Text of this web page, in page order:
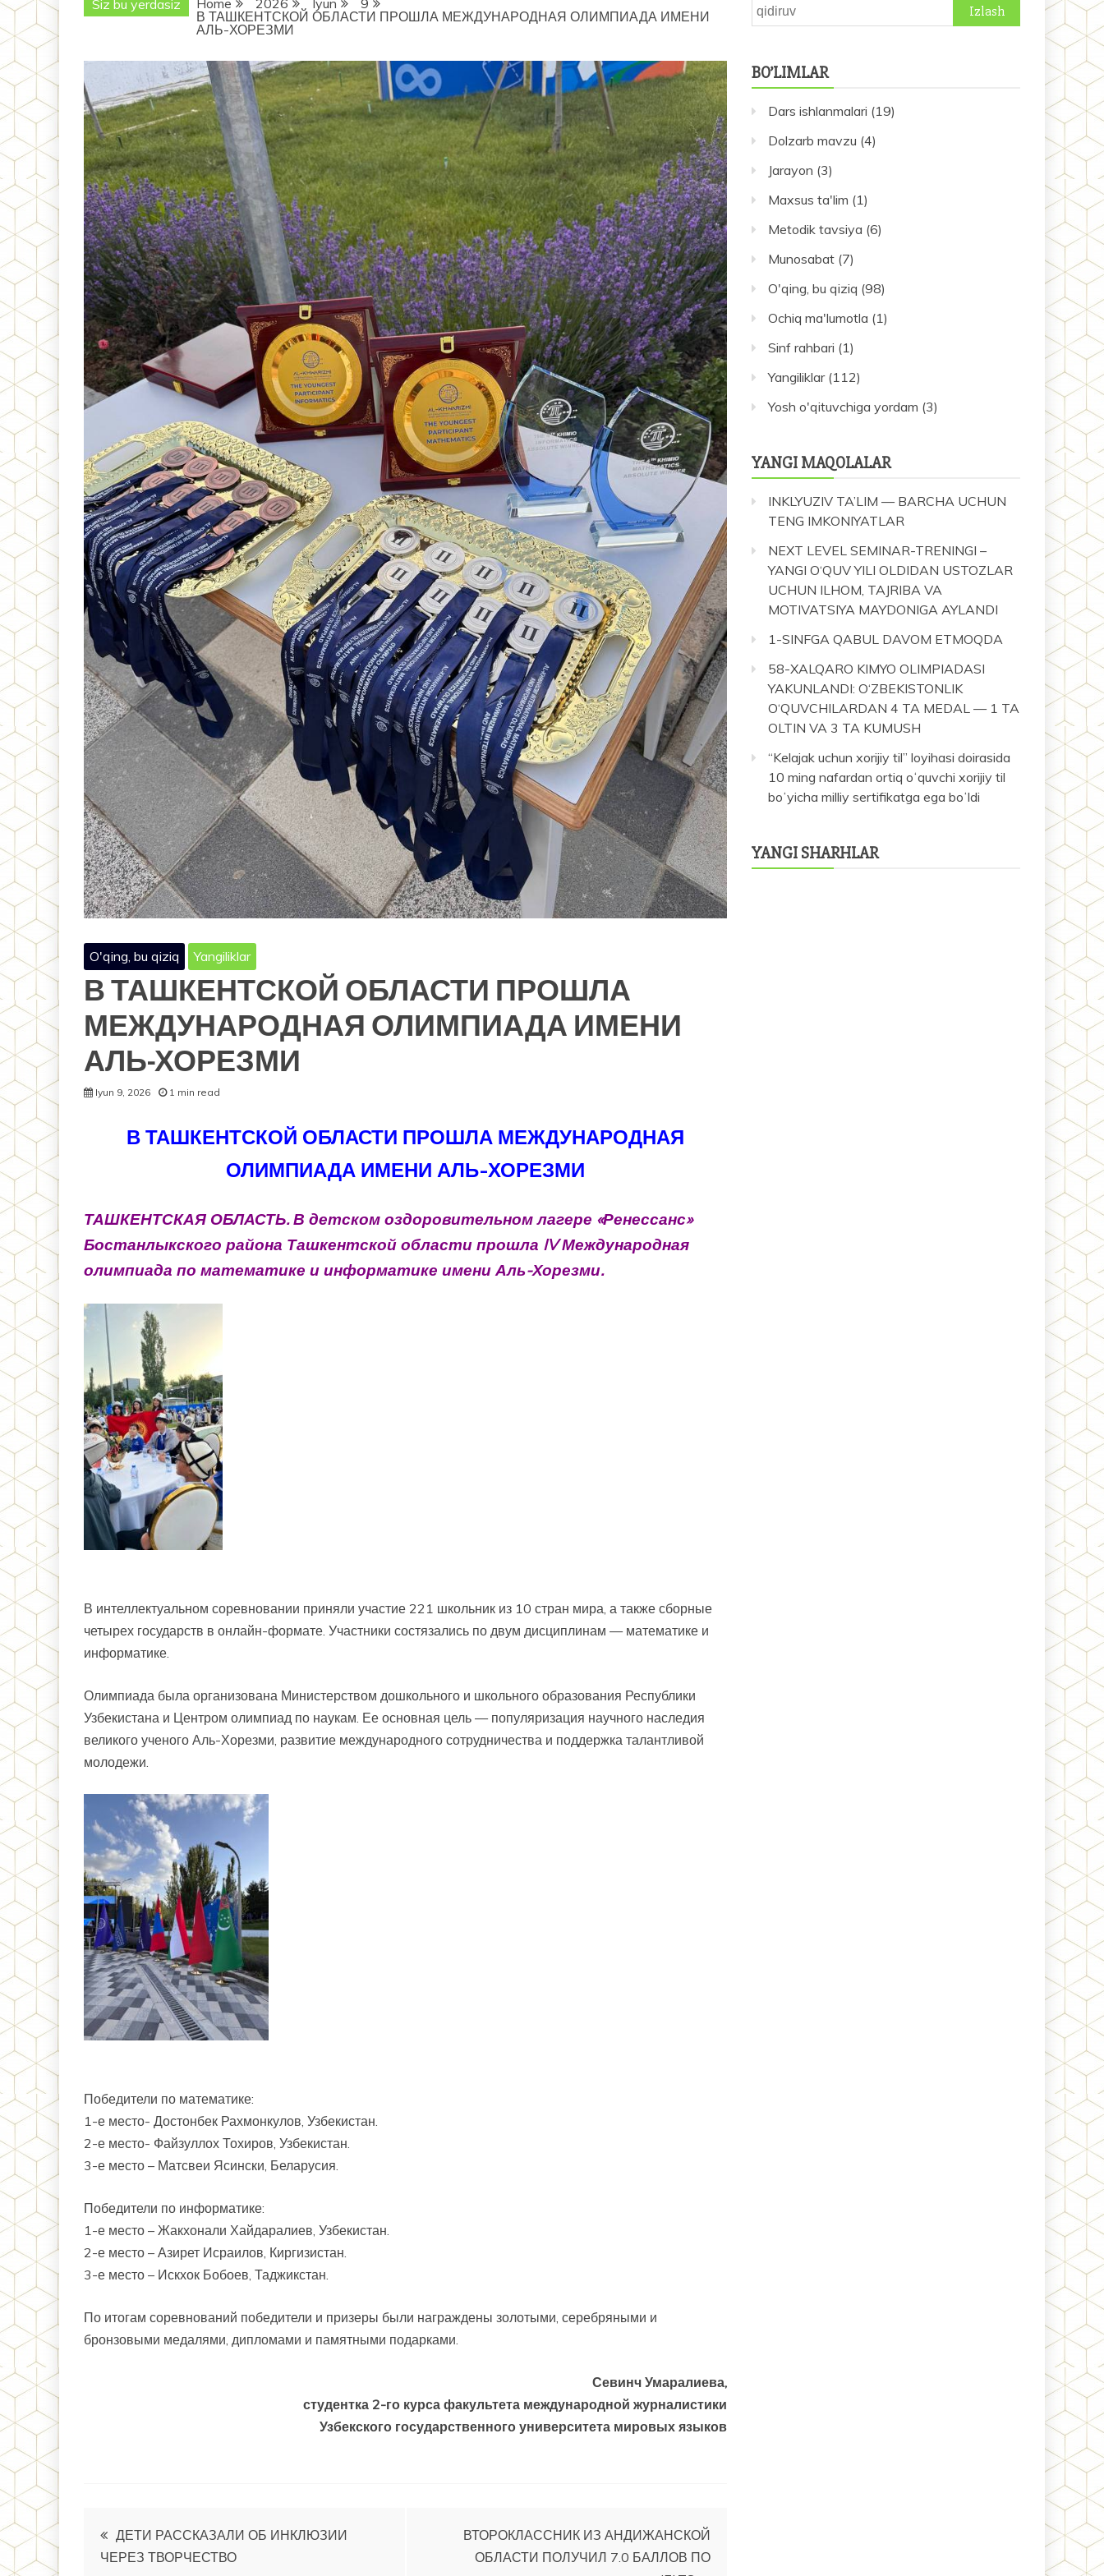
Siz bu yerdasiz Home 2026 Iyun
9
В ТАШКЕНТСКОЙ ОБЛАСТИ ПРОШЛА МЕЖДУНАРОДНАЯ ОЛИМПИАДА ИМЕНИ
АЛЬ-ХОРЕЗМИ
O'qing, bu qiziq Yangiliklar
В ТАШКЕНТСКОЙ ОБЛАСТИ ПРОШЛА
МЕЖДУНАРОДНАЯ ОЛИМПИАДА ИМЕНИ
АЛЬ-ХОРЕЗМИ
Iyun 9, 2026 1 min read
В ТАШКЕНТСКОЙ ОБЛАСТИ ПРОШЛА МЕЖДУНАРОДНАЯ
ОЛИМПИАДА ИМЕНИ АЛЬ-ХОРЕЗМИ
ТАШКЕНТСКАЯ ОБЛАСТЬ. В детском оздоровительном лагере «Ренессанс»
Бостанлыкского района Ташкентской области прошла IV Международная
олимпиада по математике и информатике имени Аль-Хорезми.
В интеллектуальном соревновании приняли участие 221 школьник из 10 стран мира, а также сборные
четырех государств в онлайн-формате. Участники состязались по двум дисциплинам — математике и
информатике.
Олимпиада была организована Министерством дошкольного и школьного образования Республики
Узбекистана и Центром олимпиад по наукам. Ее основная цель — популяризация научного наследия
великого ученого Аль-Хорезми, развитие международного сотрудничества и поддержка талантливой
молодежи.
Победители по математике:
1-е место- Достонбек Рахмонкулов, Узбекистан.
2-е место- Файзуллох Тохиров, Узбекистан.
3-е место – Матсвеи Ясински, Беларусия.
Победители по информатике:
1-е место – Жакхонали Хайдаралиев, Узбекистан.
2-е место – Азирет Исраилов, Киргизистан.
3-е место – Искхок Бобоев, Таджикстан.
По итогам соревнований победители и призеры были награждены золотыми, серебряными и
бронзовыми медалями, дипломами и памятными подарками.
Севинч Умаралиева,
студентка 2-го курса факультета международной журналистики
Узбекского государственного университета мировых языков
PostДЕТИ РАССКАЗАЛИ ОБ ИНКЛЮЗИИ
ЧЕРЕЗ ТВОРЧЕСТВО
ВТОРОКЛАССНИК ИЗ АНДИЖАНСКОЙ
ОБЛАСТИ ПОЛУЧИЛ 7.0 БАЛЛОВ ПО
Qidirshish:
BO’LIMLAR
Dars ishlanmalari (19)
Dolzarb mavzu (4)
Jarayon (3)
Maxsus ta'lim (1)
Metodik tavsiya (6)
Munosabat (7)
O'qing, bu qiziq (98)
Ochiq ma'lumotla (1)
Sinf rahbari (1)
Yangiliklar(112)
Yosh o'qituvchiga yordam (3)
YANGI MAQOLALAR
INKLYUZIV TA’LIM — BARCHA UCHUN
TENG IMKONIYATLAR
NEXT LEVEL SEMINAR-TRENINGI –
YANGI O‘QUV YILI OLDIDAN USTOZLAR
UCHUN ILHOM, TAJRIBA VA
MOTIVATSIYA MAYDONIGA AYLANDI
1-SINFGA QABUL DAVOM ETMOQDA
58-XALQARO KIMYO OLIMPIADASI
YAKUNLANDI: O‘ZBEKISTONLIK
O‘QUVCHILARDAN 4 TA MEDAL — 1 TA
OLTIN VA 3 TA KUMUSH
“Kelajak uchun xorijiy til” loyihasi doirasida
10 ming nafardan ortiq oʻquvchi xorijiy til
boʻyicha milliy sertifikatga ega boʻldi
YANGI SHARHLAR